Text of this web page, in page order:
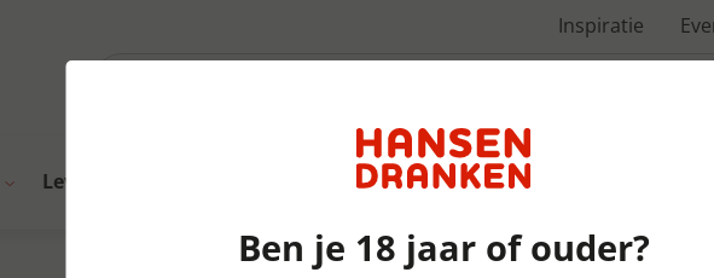
Inspiratie
Leveranciers
Ben je 18 jaar of ouder?